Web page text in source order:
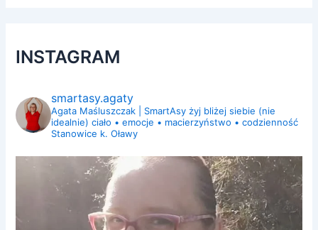
INSTAGRAM
smartasy.agaty
Agata Maśluszczak | SmartAsy żyj bliżej siebie (nie
idealnie) ciało • emocje • macierzyństwo • codzienność
Stanowice k. Oławy